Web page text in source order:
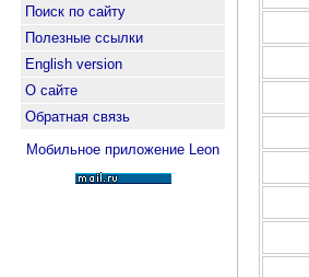
Поиск по сайту
Полезные ссылки
English version
О сайте
Обратная связь
Мобильное приложение Leon